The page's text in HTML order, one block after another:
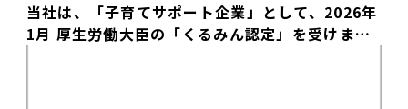
当社は、「子育てサポート企業」として、2026年
1月 厚生労働大臣の「くるみん認定」を受けまし